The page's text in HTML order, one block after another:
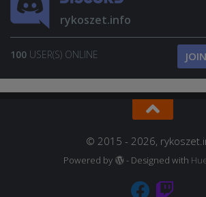
rykoszet.info
100 USER(S) ONLINE
© 2015 - 2026,
Powered by - Designed with